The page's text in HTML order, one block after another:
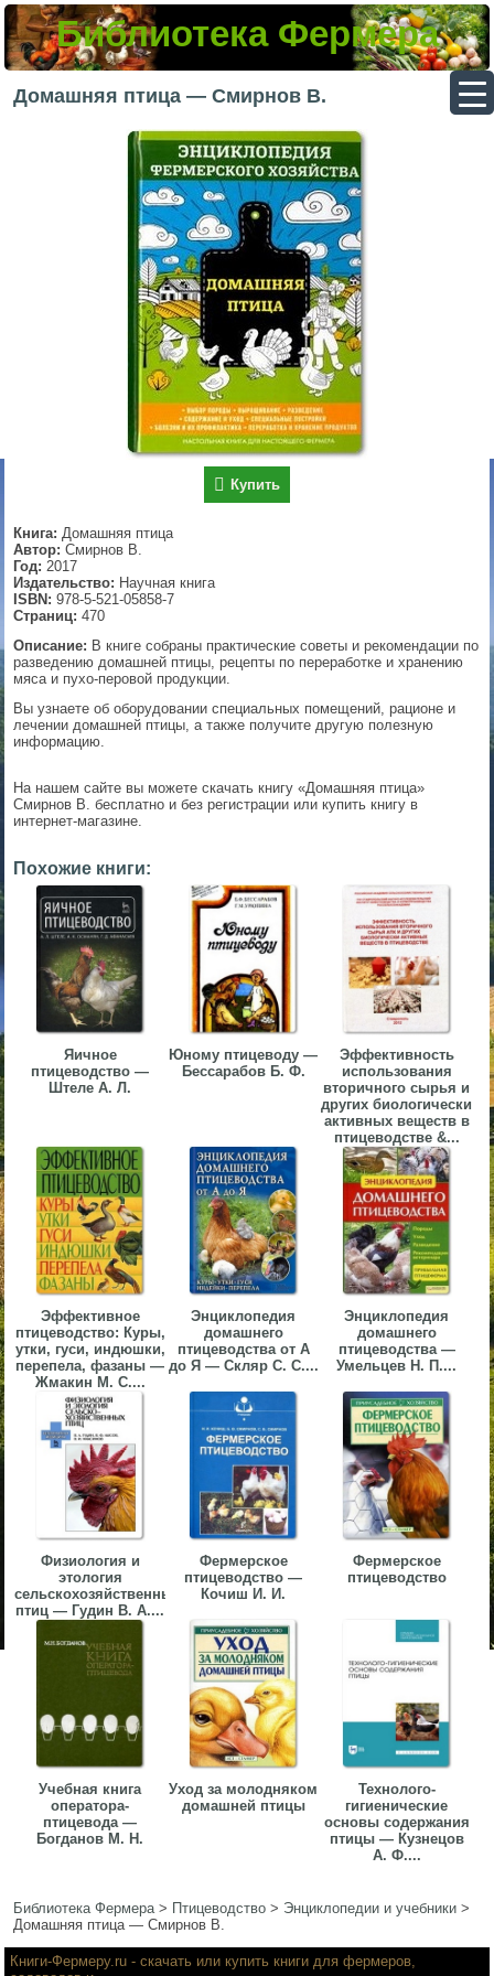
Библиотека Фермера
Домашняя птица — Смирнов В.
Купить
Книга: Домашняя птица
Автор: Смирнов В.
Год: 2017
Издательство: Научная книга
ISBN: 978-5-521-05858-7
Страниц: 470
Описание: В книге собраны практические советы и рекомендации по
разведению домашней птицы, рецепты по переработке и хранению
мяса и пухо-перовой продукции.
Вы узнаете об оборудовании специальных помещений, рационе и
лечении домашней птицы, а также получите другую полезную
информацию.
На нашем сайте вы можете скачать книгу «Домашняя птица»
Смирнов В. бесплатно и без регистрации или купить книгу в
интернет-магазине.
Похожие книги:
Яичное
птицеводство —
Штеле А. Л.
Юному птицеводу —
Бессарабов Б. Ф.
Эффективность
использования
вторичного сырья и
других биологически
активных веществ в
птицеводстве &...
Эффективное
птицеводство: Куры,
утки, гуси, индюшки,
перепела, фазаны —
Жмакин М. С....
Энциклопедия
домашнего
птицеводства от А
до Я — Скляр С. С....
Энциклопедия
домашнего
птицеводства —
Умельцев Н. П....
Физиология и
этология
сельскохозяйственных
птиц — Гудин В. А....
Фермерское
птицеводство —
Кочиш И. И.
Фермерское
птицеводство
Учебная книга
оператора-
птицевода —
Богданов М. Н.
Уход за молодняком
домашней птицы
Технолого-
гигиенические
основы содержания
птицы — Кузнецов
А. Ф....
Библиотека Фермера> Птицеводство > Энциклопедии и учебники >
Домашняя птица — Смирнов В.
▼
▼
▼
▼
▼
▼
▼
Книги-Фермеру.ru - скачать или купить книги для фермеров,